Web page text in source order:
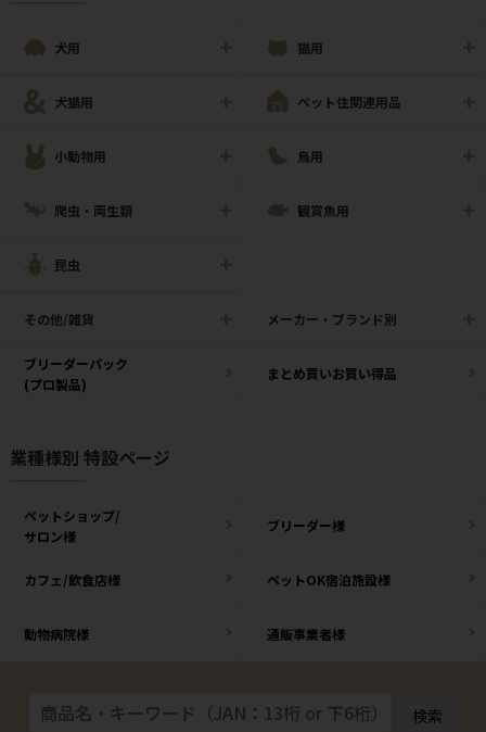
犬用 猫用
犬猫用 ペット住関連用品
小動物用 鳥用
爬虫・両生類 観賞魚用
昆虫
その他/雑貨 メーカー・ブランド別
ブリーダーパック
(プロ製品)
まとめ買いお買い得品
業種様別 特設ページ
ペットショップ/
サロン様
ブリーダー様
カフェ/飲食店様 ペットOK宿泊施設様
動物病院様 通販事業者様
検索